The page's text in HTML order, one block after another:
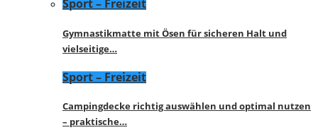
Sport – Freizeit
Gymnastikmatte mit Ösen für sicheren Halt und
vielseitige…
Sport – Freizeit
Campingdecke richtig auswählen und optimal nutzen
– praktische…